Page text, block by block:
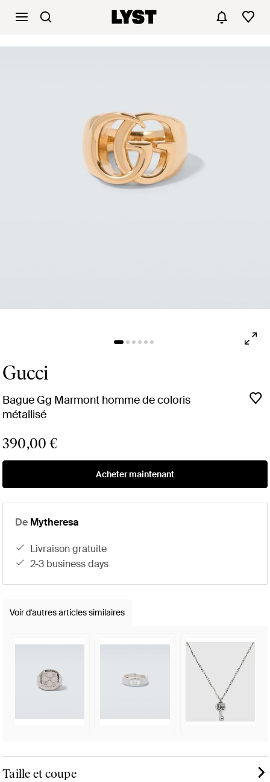
Gucci
Bague Gg Marmont homme de coloris
métallisé
390,00 €
Acheter maintenant
De Mytheresa
livraison gratuite
2-3 business days
Voir d'autres articles similaires
Taille et coupe